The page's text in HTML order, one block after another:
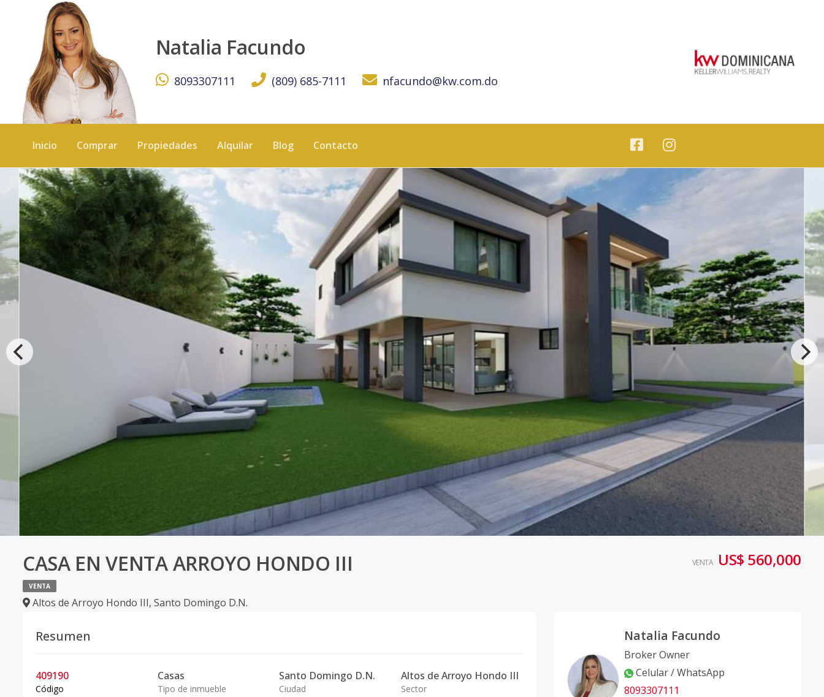
Natalia Facundo
8093307111 (809) 685-7111 nfacundo@kw.com.do
Inicio Comprar Propiedades Alquilar Blog Contacto
CASA EN VENTA ARROYO HONDO III
VENTA
Altos de Arroyo Hondo III, Santo Domingo D.N.
VENTA US$ 560,000
Resumen
409190
Código
Casas
Tipo de inmueble
Santo Domingo D.N.
Ciudad
Altos de Arroyo Hondo III
Sector
Natalia Facundo
Broker Owner
Celular / WhatsApp
8093307111
CASA EN VENTA ARROYO HONDO III - KW DOMINICANA